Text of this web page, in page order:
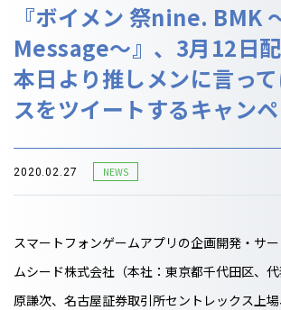
『ボイメン 祭nine. BMK
Message〜』、3月12日配
本日より推しメンに言っ
スをツイートするキャン
2020.02.27 NEWS
スマートフォンゲームアプリの企画開発・サ
ムシード株式会社（本社：東京都千代田区、
原謙次、名古屋証券取引所セントレックス上場